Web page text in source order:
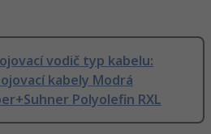
vodič typ kabelu:
kabely Modrá
Polyolefin RXL